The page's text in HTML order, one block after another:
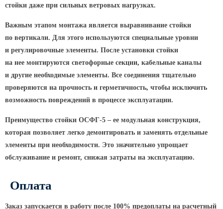
Световые комплексы
Стойка паркового светильника
Парковые круглоконические
Парковые опоры декоративные
Торшерные опоры освещения
Парковые светильники
светодиодный консольный
стойки даже при сильных ветровых нагрузках.
Важным этапом монтажа является выравнивание стойки
по вертикали. Для этого используются специальные уровни
и регулировочные элементы. После установки стойки
на нее монтируются светофорные секции, кабельные каналы
и другие необходимые элементы. Все соединения тщательно
проверяются на прочность и герметичность, чтобы исключить
возможность повреждений в процессе эксплуатации.
Преимущество стойки ОСФГ-5 – ее модульная конструкция,
которая позволяет легко демонтировать и заменять отдельные
элементы при необходимости. Это значительно упрощает
обслуживание и ремонт, снижая затраты на эксплуатацию.
Оплата
Заказ запускается в работу после 100% предоплаты на расчетный